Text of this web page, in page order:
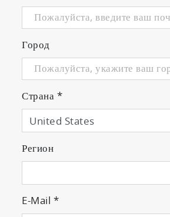
Город
Страна *
Регион
E-Mail *